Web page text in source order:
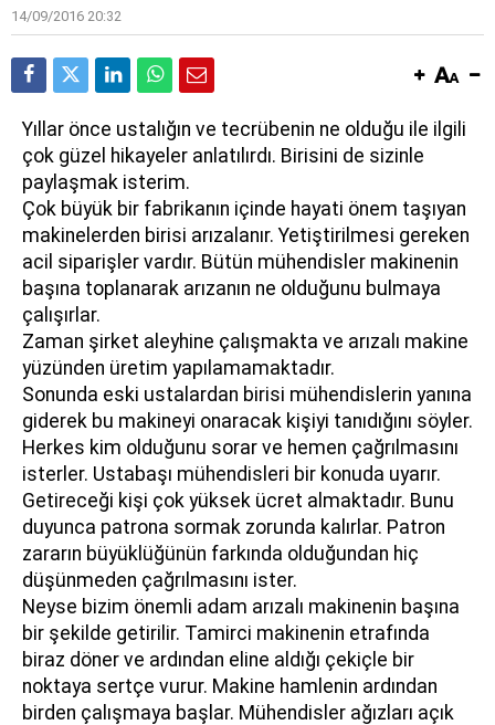
14/09/2016 20:32
Yıllar önce ustalığın ve tecrübenin ne olduğu ile ilgili
çok güzel hikayeler anlatılırdı. Birisini de sizinle
paylaşmak isterim.
Çok büyük bir fabrikanın içinde hayati önem taşıyan
makinelerden birisi arızalanır. Yetiştirilmesi gereken
acil siparişler vardır. Bütün mühendisler makinenin
başına toplanarak arızanın ne olduğunu bulmaya
çalışırlar.
Zaman şirket aleyhine çalışmakta ve arızalı makine
yüzünden üretim yapılamamaktadır.
Sonunda eski ustalardan birisi mühendislerin yanına
giderek bu makineyi onaracak kişiyi tanıdığını söyler.
Herkes kim olduğunu sorar ve hemen çağrılmasını
isterler. Ustabaşı mühendisleri bir konuda uyarır.
Getireceği kişi çok yüksek ücret almaktadır. Bunu
duyunca patrona sormak zorunda kalırlar. Patron
zararın büyüklüğünün farkında olduğundan hiç
düşünmeden çağrılmasını ister.
Neyse bizim önemli adam arızalı makinenin başına
bir şekilde getirilir. Tamirci makinenin etrafında
biraz döner ve ardından eline aldığı çekiçle bir
noktaya sertçe vurur. Makine hamlenin ardından
birden çalışmaya başlar. Mühendisler ağızları açık